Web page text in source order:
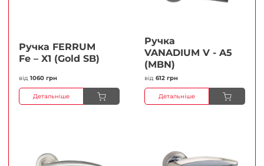
Ручка FERRUМ
Fe – X1 (Gold SB)
від 1060 грн
Детальніше
Ручка
VANADIUM V - A5
(MBN)
від 612 грн
Детальніше